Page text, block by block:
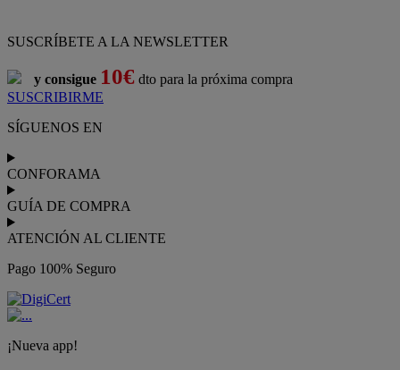
SUSCRÍBETE A LA NEWSLETTER
y consigue 10€ dto para la próxima compra
SUSCRIBIRME
SÍGUENOS EN
CONFORAMA
GUÍA DE COMPRA
ATENCIÓN AL CLIENTE
Pago 100% Seguro
¡Nueva app!